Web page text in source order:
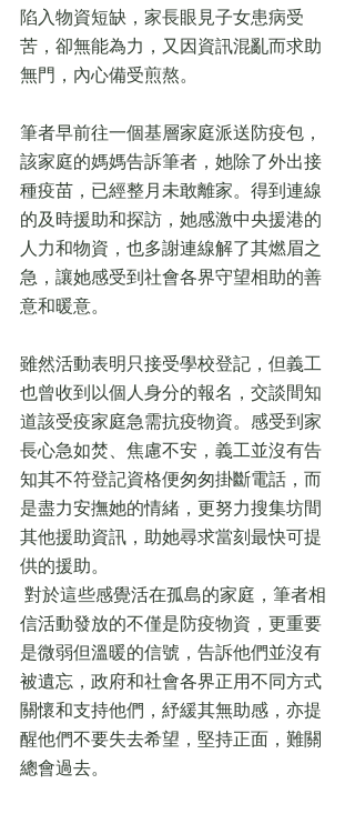
陷入物資短缺，家長眼見子女患病受
苦，卻無能為力，又因資訊混亂而求助
無門，內心備受煎熬。
筆者早前往一個基層家庭派送防疫包，
該家庭的媽媽告訴筆者，她除了外出接
種疫苗，已經整月未敢離家。得到連線
的及時援助和探訪，她感激中央援港的
人力和物資，也多謝連線解了其燃眉之
急，讓她感受到社會各界守望相助的善
意和暖意。
雖然活動表明只接受學校登記，但義工
也曾收到以個人身分的報名，交談間知
道該受疫家庭急需抗疫物資。感受到家
長心急如焚、焦慮不安，義工並沒有告
知其不符登記資格便匆匆掛斷電話，而
是盡力安撫她的情緒，更努力搜集坊間
其他援助資訊，助她尋求當刻最快可提
供的援助。
信活動發放的不僅是防疫物資，更重要
是微弱但溫暖的信號，告訴他們並沒有
被遺忘，政府和社會各界正用不同方式
關懷和支持他們，紓緩其無助感，亦提
醒他們不要失去希望，堅持正面，難關
總會過去。